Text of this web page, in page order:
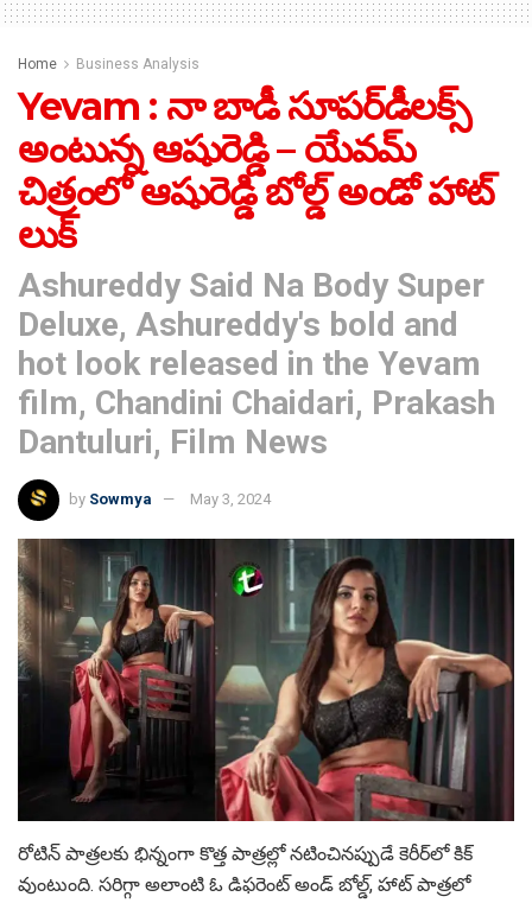
Home Business Analysis
Yevam : నా బాడీ సూప‌ర్‌డీల‌క్స్
అంటున్న ఆషురెడ్డి – యేవమ్
చిత్రంలో ఆషురెడ్డి బోల్డ్ అండో హాట్
లుక్‌
Ashureddy Said Na Body Super
Deluxe, Ashureddy's bold and
hot look released in the Yevam
film, Chandini Chaidari, Prakash
Dantuluri, Film News
by Sowmya May 3, 2024
రోటిన్ పాత్ర‌ల‌కు భిన్నంగా కొత్త పాత్ర‌ల్లో న‌టించిన‌ప్పుడే కెరీర్‌లో కిక్
వుంటుంది. స‌రిగ్గా అలాంటి ఓ డిఫ‌రెంట్ అండ్ బోల్డ్, హాట్ పాత్ర‌లో